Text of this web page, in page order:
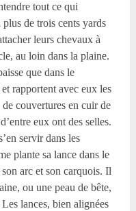
tout ce qui
plus de trois cents yards
leurs chevaux à
au loin dans la plaine.
que dans le
rapportent avec eux les
couvertures en cuir de
eux ont des selles.
servir dans les
plante sa lance dans le
arc et son carquois. Il
ou une peau de bête,
lances, bien alignées